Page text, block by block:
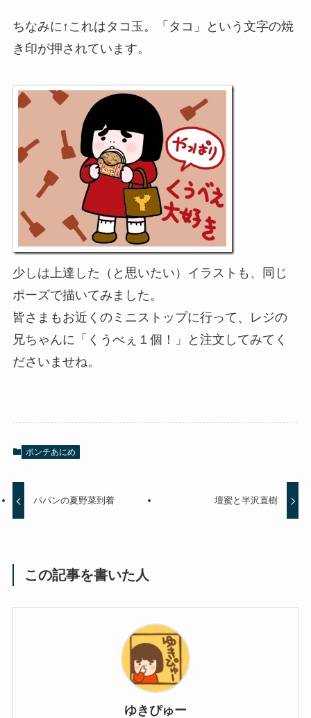
ちなみに↑これはタコ玉。「タコ」という文字の焼
き印が押されています。
少しは上達した（と思いたい）イラストも、同じ
ポーズで描いてみました。
皆さまもお近くのミニストップに行って、レジの
兄ちゃんに「くうべぇ１個！」と注文してみてく
ださいませね。
ポンチあにめ
パパンの夏野菜到着 壇蜜と半沢直樹
この記事を書いた人
ゆきぴゅー